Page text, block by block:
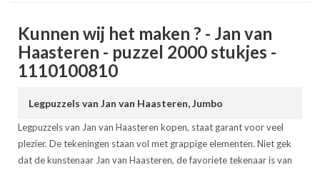
Kunnen wij het maken ? - Jan van
Haasteren - puzzel 2000 stukjes -
1110100810
Legpuzzels van Jan van Haasteren, Jumbo
Legpuzzels van Jan van Haasteren kopen, staat garant voor veel
plezier. De tekeningen staan vol met grappige elementen. Niet gek
dat de kunstenaar Jan van Haasteren, de favoriete tekenaar is van